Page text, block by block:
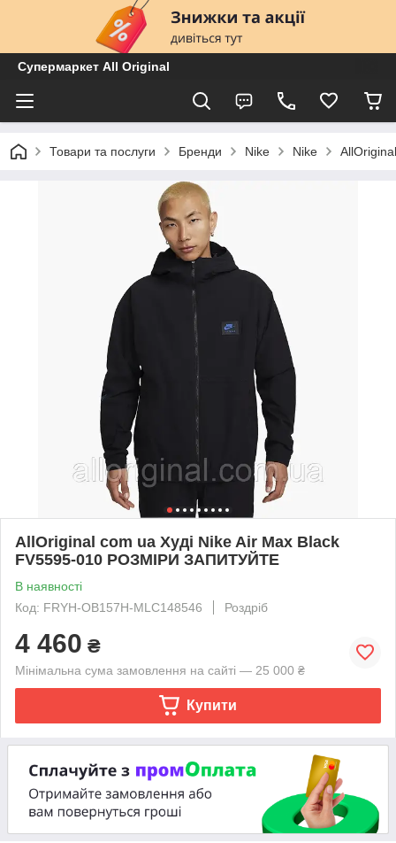
Супермаркет All Original
Товари та послуги Бренди Nike Nike
AllOriginal com ua Худі Nike Air Max Black
FV5595-010 РОЗМІРИ ЗАПИТУЙТЕ
В наявності
Код: FRYH-OB157H-MLC148546
Роздріб
4 460 ₴
Мінімальна сума замовлення на сайті — 25 000 ₴
Купити